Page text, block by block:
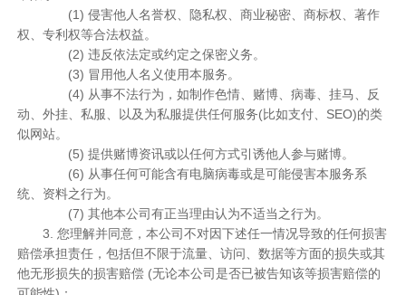
(1) 侵害他人名誉权、隐私权、商业秘密、商标权、著作
权、专利权等合法权益。
(2) 违反依法定或约定之保密义务。
(3) 冒用他人名义使用本服务。
(4) 从事不法行为，如制作色情、赌博、病毒、挂马、反
动、外挂、私服、以及为私服提供任何服务(比如支付、SEO)的类
似网站。
(5) 提供赌博资讯或以任何方式引诱他人参与赌博。
(6) 从事任何可能含有电脑病毒或是可能侵害本服务系
统、资料之行为。
(7) 其他本公司有正当理由认为不适当之行为。
3. 您理解并同意，本公司不对因下述任一情况导致的任何损害
赔偿承担责任，包括但不限于流量、访问、数据等方面的损失或其
他无形损失的损害赔偿 (无论本公司是否已被告知该等损害赔偿的